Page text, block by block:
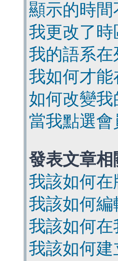
顯示的時間
我更改了
我的語系
我如何才
如何改變我
當我點選
發表文章相
我該如何
我該如何
我該如何
我該如何建